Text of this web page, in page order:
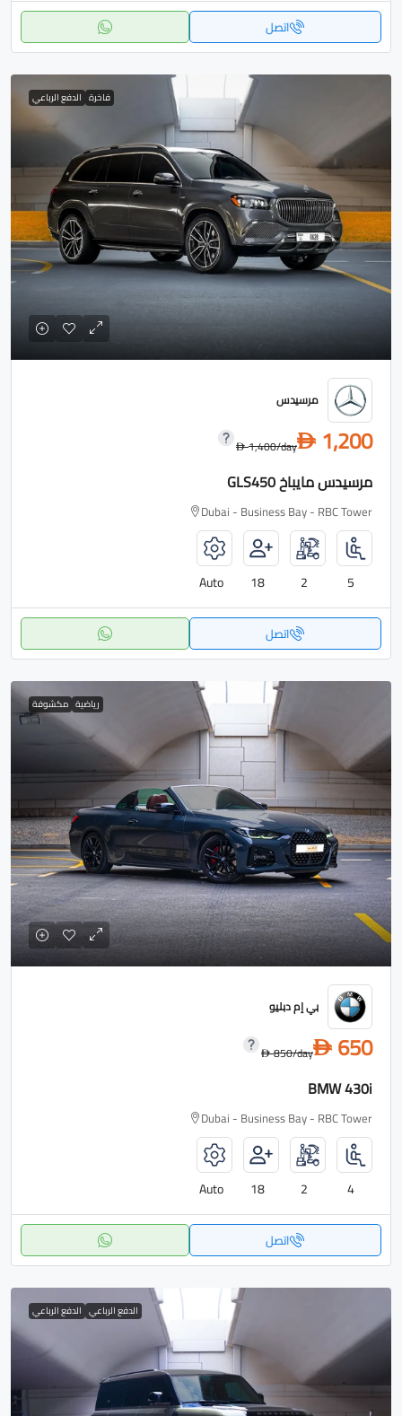
اتصل
فاخرة الدفع الرباعي
مرسيدس
D 1,200
D1,400/day
مرسيدس مايباخ GLS450
Dubai - Business Bay - RBC Tower
5
2
18
Auto
اتصل
رياضية مكشوفة
بي إم دبليو
D 650
D850/day
BMW 430i
Dubai - Business Bay - RBC Tower
4
2
18
Auto
اتصل
الدفع الرباعي الدفع الرباعي